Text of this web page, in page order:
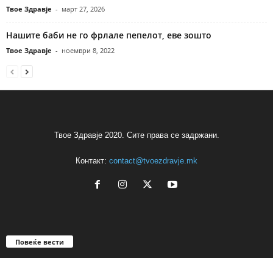
Твое Здравје - март 27, 2026
Нашите баби не го фрлале пепелот, еве зошто
Твое Здравје - ноември 8, 2022
Твое Здравје 2020. Сите права се задржани.
Контакт: contact@tvoezdravje.mk
Повеќе вести